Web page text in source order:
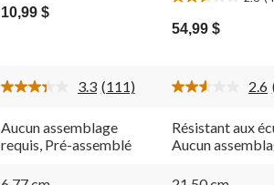
étoile(s)
sur
10,99 $
2.6
étoile(s)
sur
évaluations
54,99 $
3.3 Lire
111
commentaires.
Lien
(111) 2.6
Aucun assemblage
requis, Pré-assemblé
Résistant aux
Aucun